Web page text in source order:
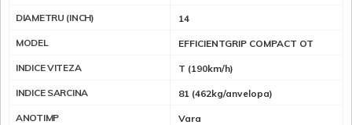
DIAMETRU (INCH) 14
MODEL EFFICIENTGRIP COMPACT OT
INDICE VITEZA T (190km/h)
INDICE SARCINA 81 (462kg/anvelopa)
ANOTIMP Vara